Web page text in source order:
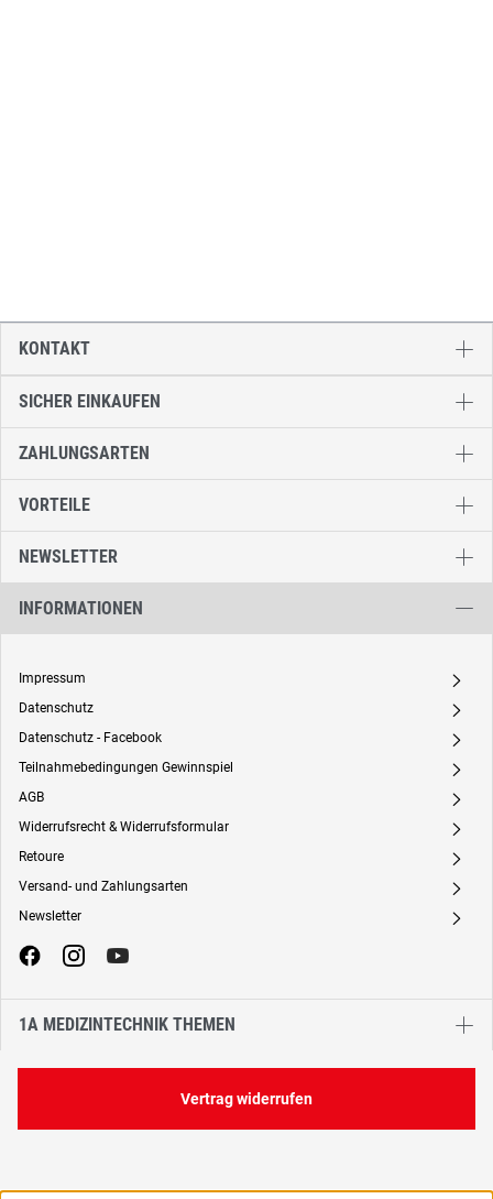
SICHER EINKAUFEN
ZAHLUNGSARTEN
VORTEILE
NEWSLETTER
INFORMATIONEN
Impressum A
Datenschutz A
Datenschutz - Facebook A
Teilnahmebedingungen Gewinnspiel A
AGB A
Widerrufsrecht & Widerrufsformular A
Retoure A
Versand- und Zahlungsarten A
Newsletter A
1A MEDIZINTECHNIK THEMEN
KONTAKT
Vertrag widerrufen